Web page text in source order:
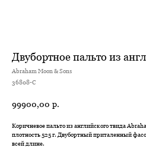
Двубортное пальто из
Abraham Moon & Sons
36808-C
99900,00 р.
Коричневое пальто из английского твида
плотность 525 г. Двубортный приталенный
всей длине.